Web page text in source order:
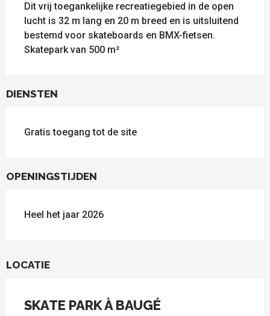
Dit vrij toegankelijke recreatiegebied in de open
lucht is 32 m lang en 20 m breed en is uitsluitend
bestemd voor skateboards en BMX-fietsen.
Skatepark van 500 m²
DIENSTEN
Gratis toegang tot de site
OPENINGSTIJDEN
Heel het jaar 2026
LOCATIE
SKATE PARK À BAUGÉ